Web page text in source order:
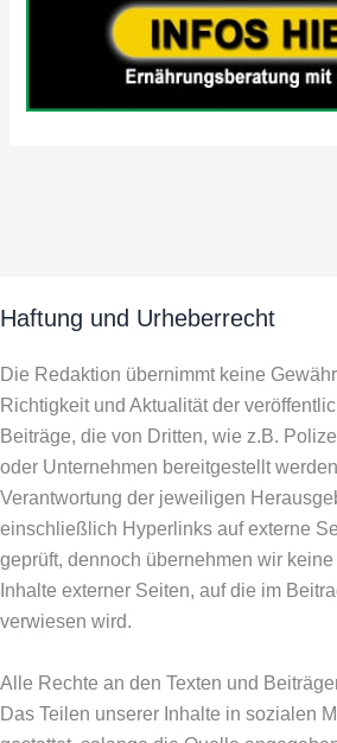
Haftung und Urheberrecht
Die Redaktion übernimmt keine
Richtigkeit und Aktualität der
Beiträge, die von Dritten, wie z.B.
oder Unternehmen bereitgestellt
Verantwortung der jeweiligen
einschließlich Hyperlinks auf externe
geprüft, dennoch übernehmen wir
Inhalte externer Seiten, auf die im
verwiesen wird.
Alle Rechte an den Texten und
Das Teilen unserer Inhalte in sozialen